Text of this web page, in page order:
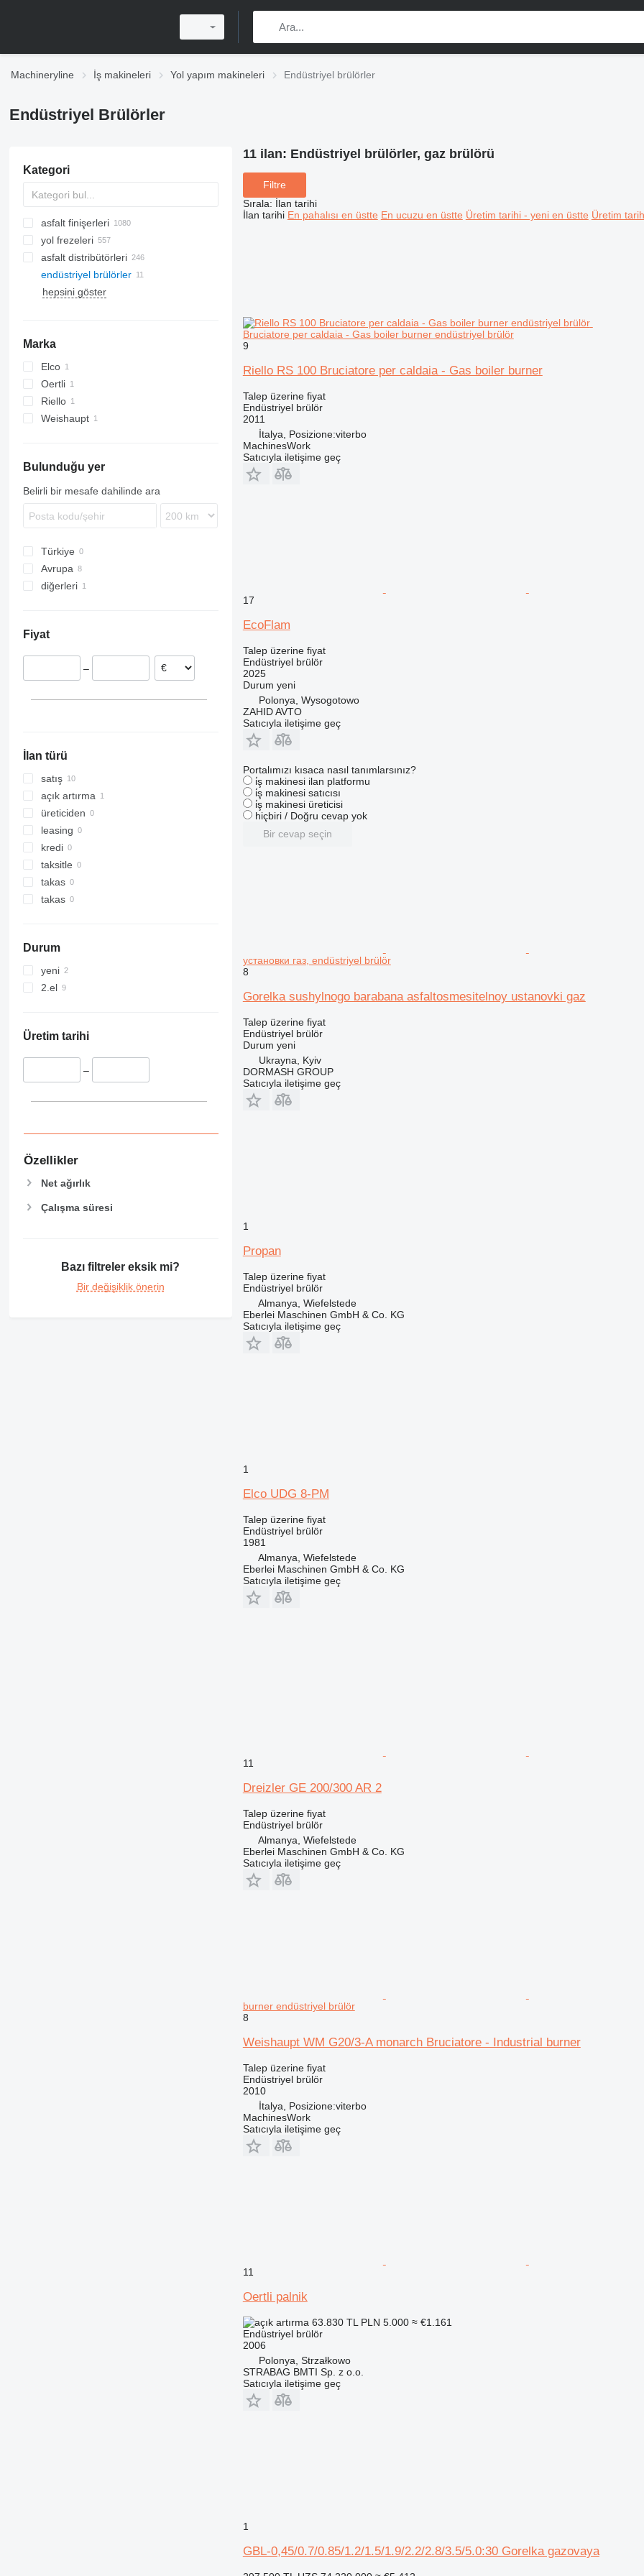
Machineryline İş makineleri Yol yapım makineleri Endüstriyel brülörler
Endüstriyel Brülörler
Kategori
asfalt finişerleri
paletli asfalt finişerleri
tekerlekli asfalt finişerleri
yol frezeleri
asfalt distribütörleri
endüstriyel brülörler
hepsini göster
Marka
Elco
Oertli
Riello
Weishaupt
Bulunduğu yer
Belirli bir mesafe dahilinde ara
Türkiye
Avrupa
Almanya
diğerleri
Fiyat
–
İlan türü
satış
açık artırma
üreticiden
leasing
kredi
taksitle
takas
takas
Durum
yeni
2.el
Üretim tarihi
–
Özellikler
Net ağırlık
Çalışma süresi
Bazı filtreler eksik mi?
Bir değişiklik önerin
11 ilan: Endüstriyel brülörler, gaz brülörü
Filtre
Sırala: İlan tarihi
İlan tarihi En pahalısı en üstte En ucuzu en üstte Üretim tarihi - yeni en üstte Üretim
Bruciatore per caldaia - Gas boiler burner endüstriyel brülör
9
Riello RS 100 Bruciatore per caldaia - Gas boiler burner
Talep üzerine fiyat
Endüstriyel brülör
2011
İtalya, Posizione:viterbo
MachinesWork
Satıcıyla iletişime geç
17
EcoFlam
Talep üzerine fiyat
Endüstriyel brülör
2025
Durum yeni
Polonya, Wysogotowo
ZAHID AVTO
Satıcıyla iletişime geç
Portalımızı kısaca nasıl tanımlarsınız?
i̇ş makinesi ilan platformu
i̇ş makinesi satıcısı
i̇ş makinesi üreticisi
hiçbiri / Doğru cevap yok
Bir cevap seçin
установки газ, endüstriyel brülör
8
Gorelka sushylnogo barabana asfaltosmesitelnoy ustanovki gaz
Talep üzerine fiyat
Endüstriyel brülör
Durum yeni
Ukrayna, Kyiv
DORMASH GROUP
Satıcıyla iletişime geç
1
Propan
Talep üzerine fiyat
Endüstriyel brülör
Almanya, Wiefelstede
Eberlei Maschinen GmbH & Co. KG
Satıcıyla iletişime geç
1
Elco UDG 8-PM
Talep üzerine fiyat
Endüstriyel brülör
1981
Almanya, Wiefelstede
Eberlei Maschinen GmbH & Co. KG
Satıcıyla iletişime geç
11
Dreizler GE 200/300 AR 2
Talep üzerine fiyat
Endüstriyel brülör
Almanya, Wiefelstede
Eberlei Maschinen GmbH & Co. KG
Satıcıyla iletişime geç
burner endüstriyel brülör
8
Weishaupt WM G20/3-A monarch Bruciatore - Industrial burner
Talep üzerine fiyat
Endüstriyel brülör
2010
İtalya, Posizione:viterbo
MachinesWork
Satıcıyla iletişime geç
11
Oertli palnik
63.830 TL PLN 5.000 ≈ €1.161
Endüstriyel brülör
2006
Polonya, Strzałkowo
STRABAG BMTI Sp. z o.o.
Satıcıyla iletişime geç
1
GBL-0,45/0.7/0.85/1.2/1.5/1.9/2.2/2.8/3.5/5.0:30 Gorelka gazovaya